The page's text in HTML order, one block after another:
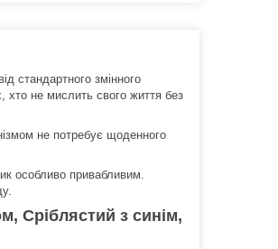
стандартного змінного
хто не мислить свого життя без
не потребує щоденного
особливо привабливим.
Сріблястий з синім,